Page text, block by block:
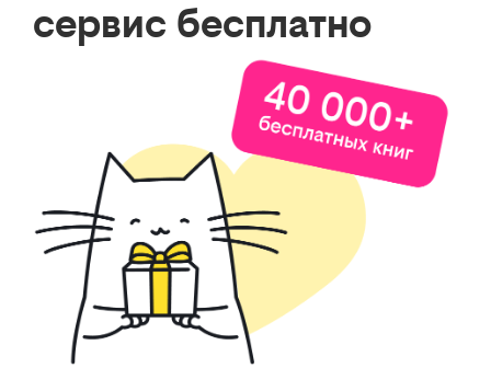
сервис бесплатно